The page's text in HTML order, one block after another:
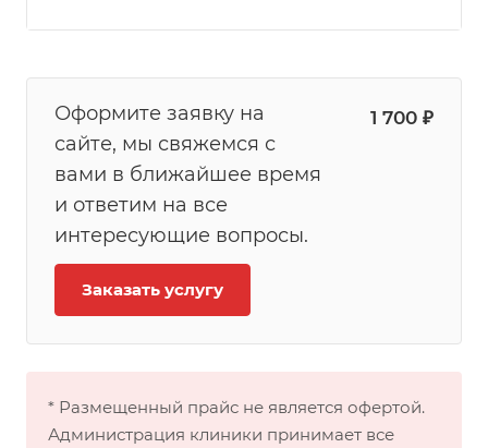
Оформите заявку на
сайте, мы свяжемся с
вами в ближайшее время
и ответим на все
интересующие вопросы.
1 700 ₽
Заказать услугу
* Размещенный прайс не является офертой.
Администрация клиники принимает все